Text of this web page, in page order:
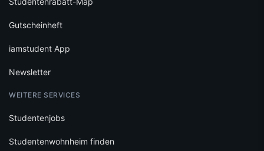
Gutscheinheft
iamstudent App
Newsletter
WEITERE SERVICES
Studentenjobs
Studentenwohnheim finden